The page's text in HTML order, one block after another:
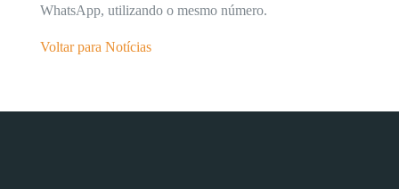
WhatsApp, utilizando o mesmo número.
Voltar para Notícias